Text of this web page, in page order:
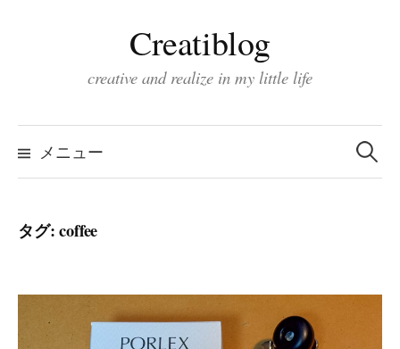
ツ
へ
ス
ッ
Creatiblog
creative and realize in my little life
メニュー
検
索:
タグ:coffee